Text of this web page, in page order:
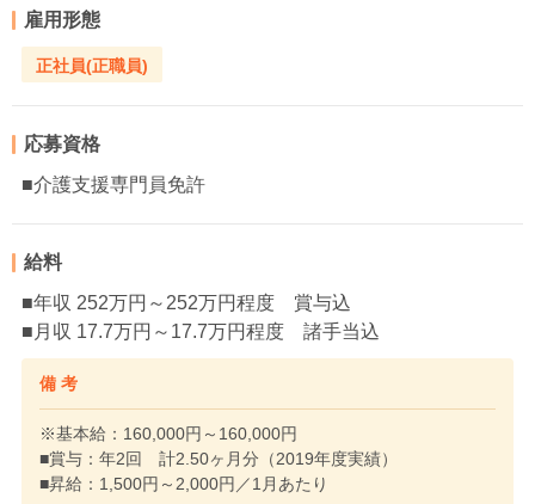
雇用形態
正社員(正職員)
応募資格
■介護支援専門員免許
給料
■年収 252万円～252万円程度 賞与込
■月収 17.7万円～17.7万円程度 諸手当込
備 考
※基本給：160,000円～160,000円
■賞与：年2回 計2.50ヶ月分（2019年度実績）
■昇給：1,500円～2,000円／1月あたり